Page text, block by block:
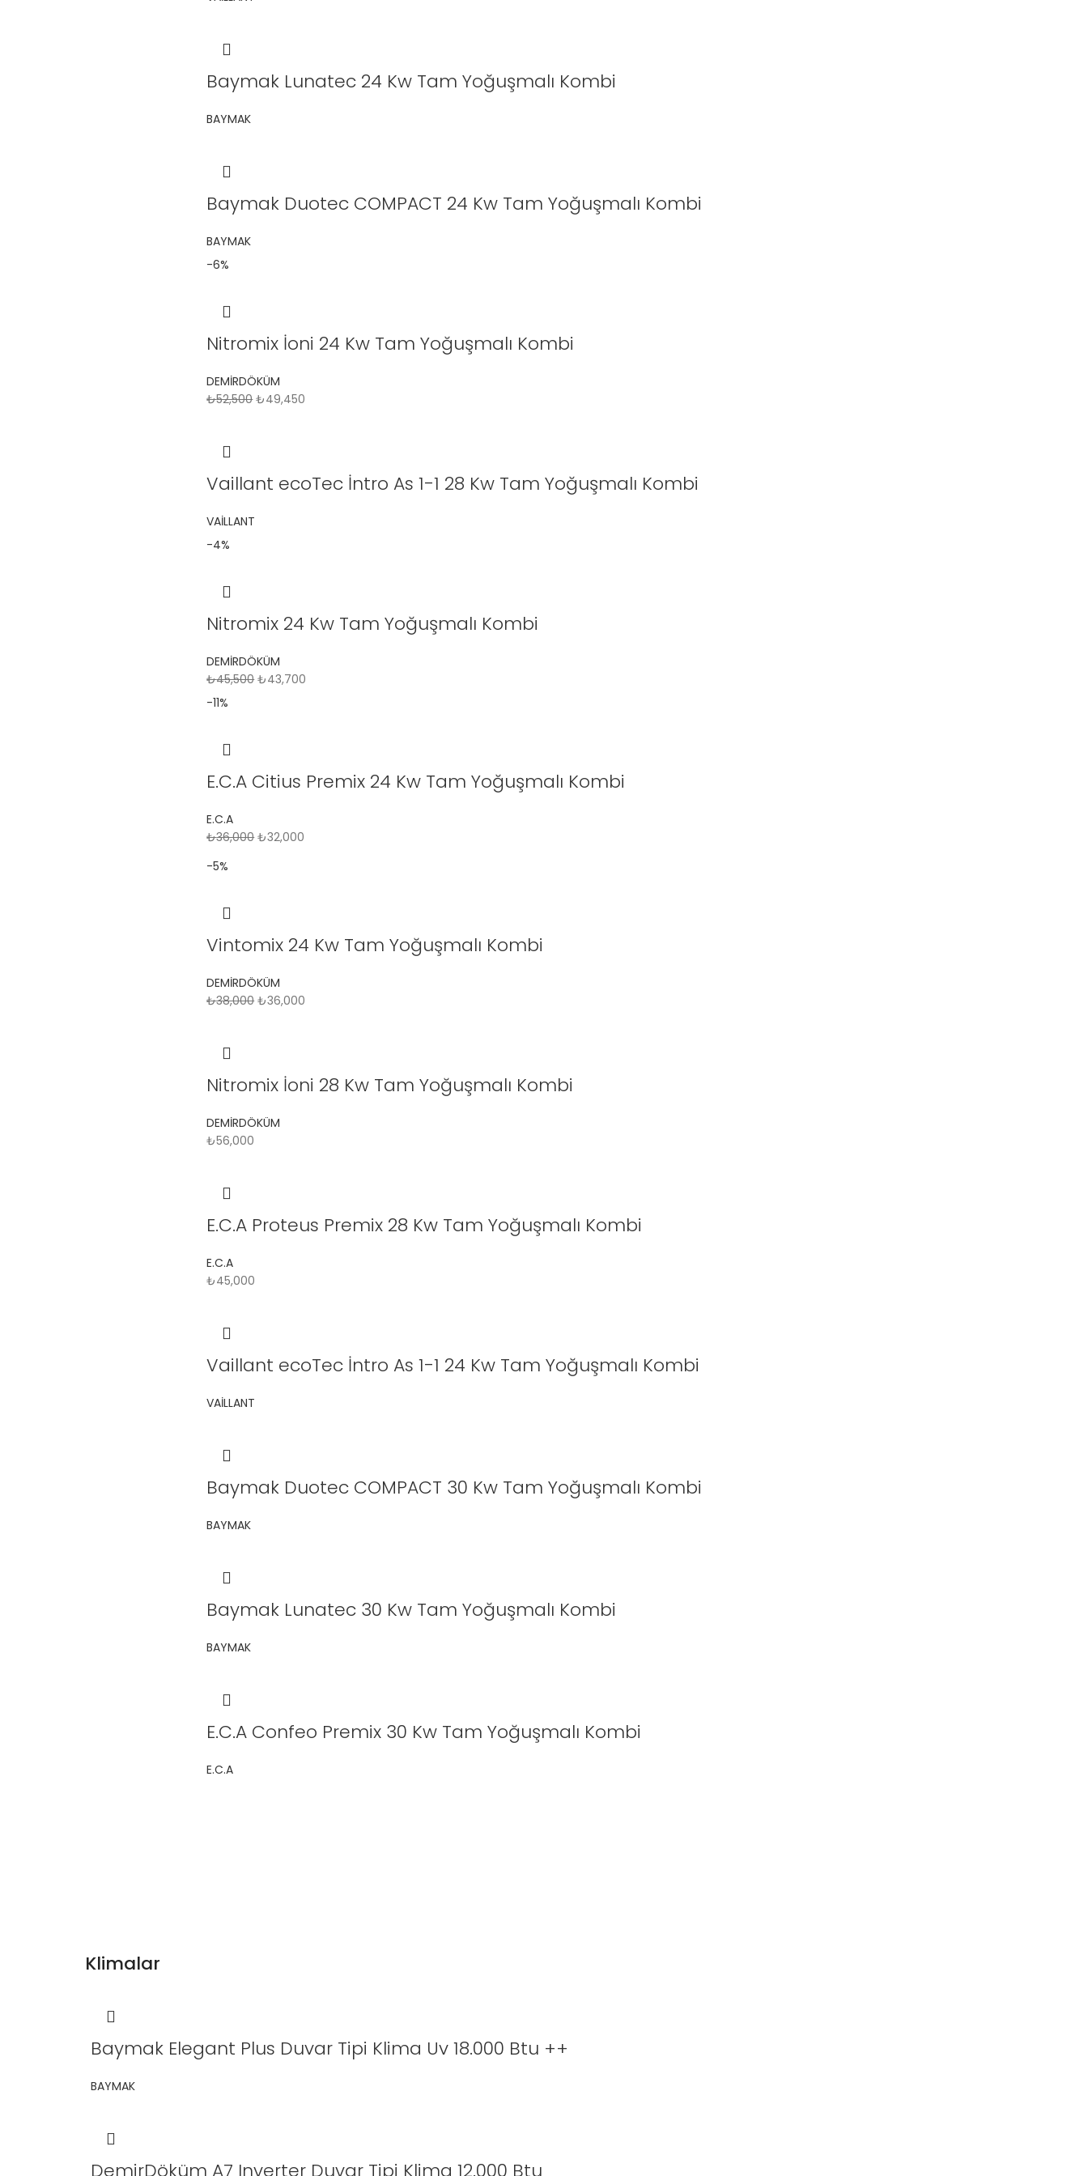
Baymak Lunatec 24 Kw Tam Yoğuşmalı Kombi
BAYMAK
Baymak Duotec COMPACT 24 Kw Tam Yoğuşmalı Kombi
BAYMAK
-6%
Nitromix İoni 24 Kw Tam Yoğuşmalı Kombi
DEMİRDÖKÜM
₺52,500 ₺49,450
Vaillant ecoTec İntro As 1-1 28 Kw Tam Yoğuşmalı Kombi
VAİLLANT
-4%
Nitromix 24 Kw Tam Yoğuşmalı Kombi
DEMİRDÖKÜM
₺45,500 ₺43,700
-11%
E.C.A Citius Premix 24 Kw Tam Yoğuşmalı Kombi
E.C.A
₺36,000 ₺32,000
-5%
Vintomix 24 Kw Tam Yoğuşmalı Kombi
DEMİRDÖKÜM
₺38,000 ₺36,000
Nitromix İoni 28 Kw Tam Yoğuşmalı Kombi
DEMİRDÖKÜM
₺56,000
E.C.A Proteus Premix 28 Kw Tam Yoğuşmalı Kombi
E.C.A
₺45,000
Vaillant ecoTec İntro As 1-1 24 Kw Tam Yoğuşmalı Kombi
VAİLLANT
Baymak Duotec COMPACT 30 Kw Tam Yoğuşmalı Kombi
BAYMAK
Baymak Lunatec 30 Kw Tam Yoğuşmalı Kombi
BAYMAK
E.C.A Confeo Premix 30 Kw Tam Yoğuşmalı Kombi
E.C.A
Klimalar
Baymak Elegant Plus Duvar Tipi Klima Uv 18.000 Btu ++
BAYMAK
DemirDöküm A7 Inverter Duvar Tipi Klima 12.000 Btu